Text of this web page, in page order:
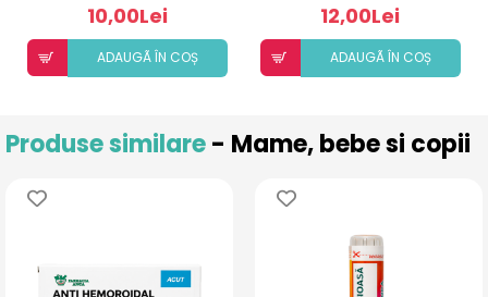
10,00Lei
ADAUGÃ ÎN COȘ
12,00Lei
ADAUGÃ ÎN COȘ
Produse similare- Mame, bebe si copii